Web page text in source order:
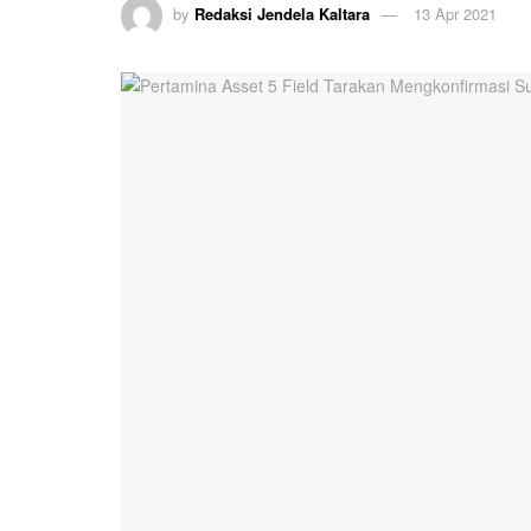
by Redaksi Jendela Kaltara 13 Apr 2021